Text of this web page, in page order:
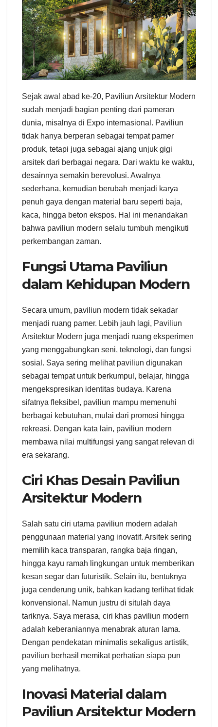
Sejak awal abad ke-20, Paviliun Arsitektur Modern
sudah menjadi bagian penting dari pameran
dunia, misalnya di Expo internasional. Paviliun
tidak hanya berperan sebagai tempat pamer
produk, tetapi juga sebagai ajang unjuk gigi
arsitek dari berbagai negara. Dari waktu ke waktu,
desainnya semakin berevolusi. Awalnya
sederhana, kemudian berubah menjadi karya
penuh gaya dengan material baru seperti baja,
kaca, hingga beton ekspos. Hal ini menandakan
bahwa paviliun modern selalu tumbuh mengikuti
perkembangan zaman.
Fungsi Utama Paviliun
dalam Kehidupan Modern
Secara umum, paviliun modern tidak sekadar
menjadi ruang pamer. Lebih jauh lagi, Paviliun
Arsitektur Modern juga menjadi ruang eksperimen
yang menggabungkan seni, teknologi, dan fungsi
sosial. Saya sering melihat paviliun digunakan
sebagai tempat untuk berkumpul, belajar, hingga
mengekspresikan identitas budaya. Karena
sifatnya fleksibel, paviliun mampu memenuhi
berbagai kebutuhan, mulai dari promosi hingga
rekreasi. Dengan kata lain, paviliun modern
membawa nilai multifungsi yang sangat relevan di
era sekarang.
Ciri Khas Desain Paviliun
Arsitektur Modern
Salah satu ciri utama paviliun modern adalah
penggunaan material yang inovatif. Arsitek sering
memilih kaca transparan, rangka baja ringan,
hingga kayu ramah lingkungan untuk memberikan
kesan segar dan futuristik. Selain itu, bentuknya
juga cenderung unik, bahkan kadang terlihat tidak
konvensional. Namun justru di situlah daya
tariknya. Saya merasa, ciri khas paviliun modern
adalah keberaniannya menabrak aturan lama.
Dengan pendekatan minimalis sekaligus artistik,
paviliun berhasil memikat perhatian siapa pun
yang melihatnya.
Inovasi Material dalam
Paviliun Arsitektur Modern